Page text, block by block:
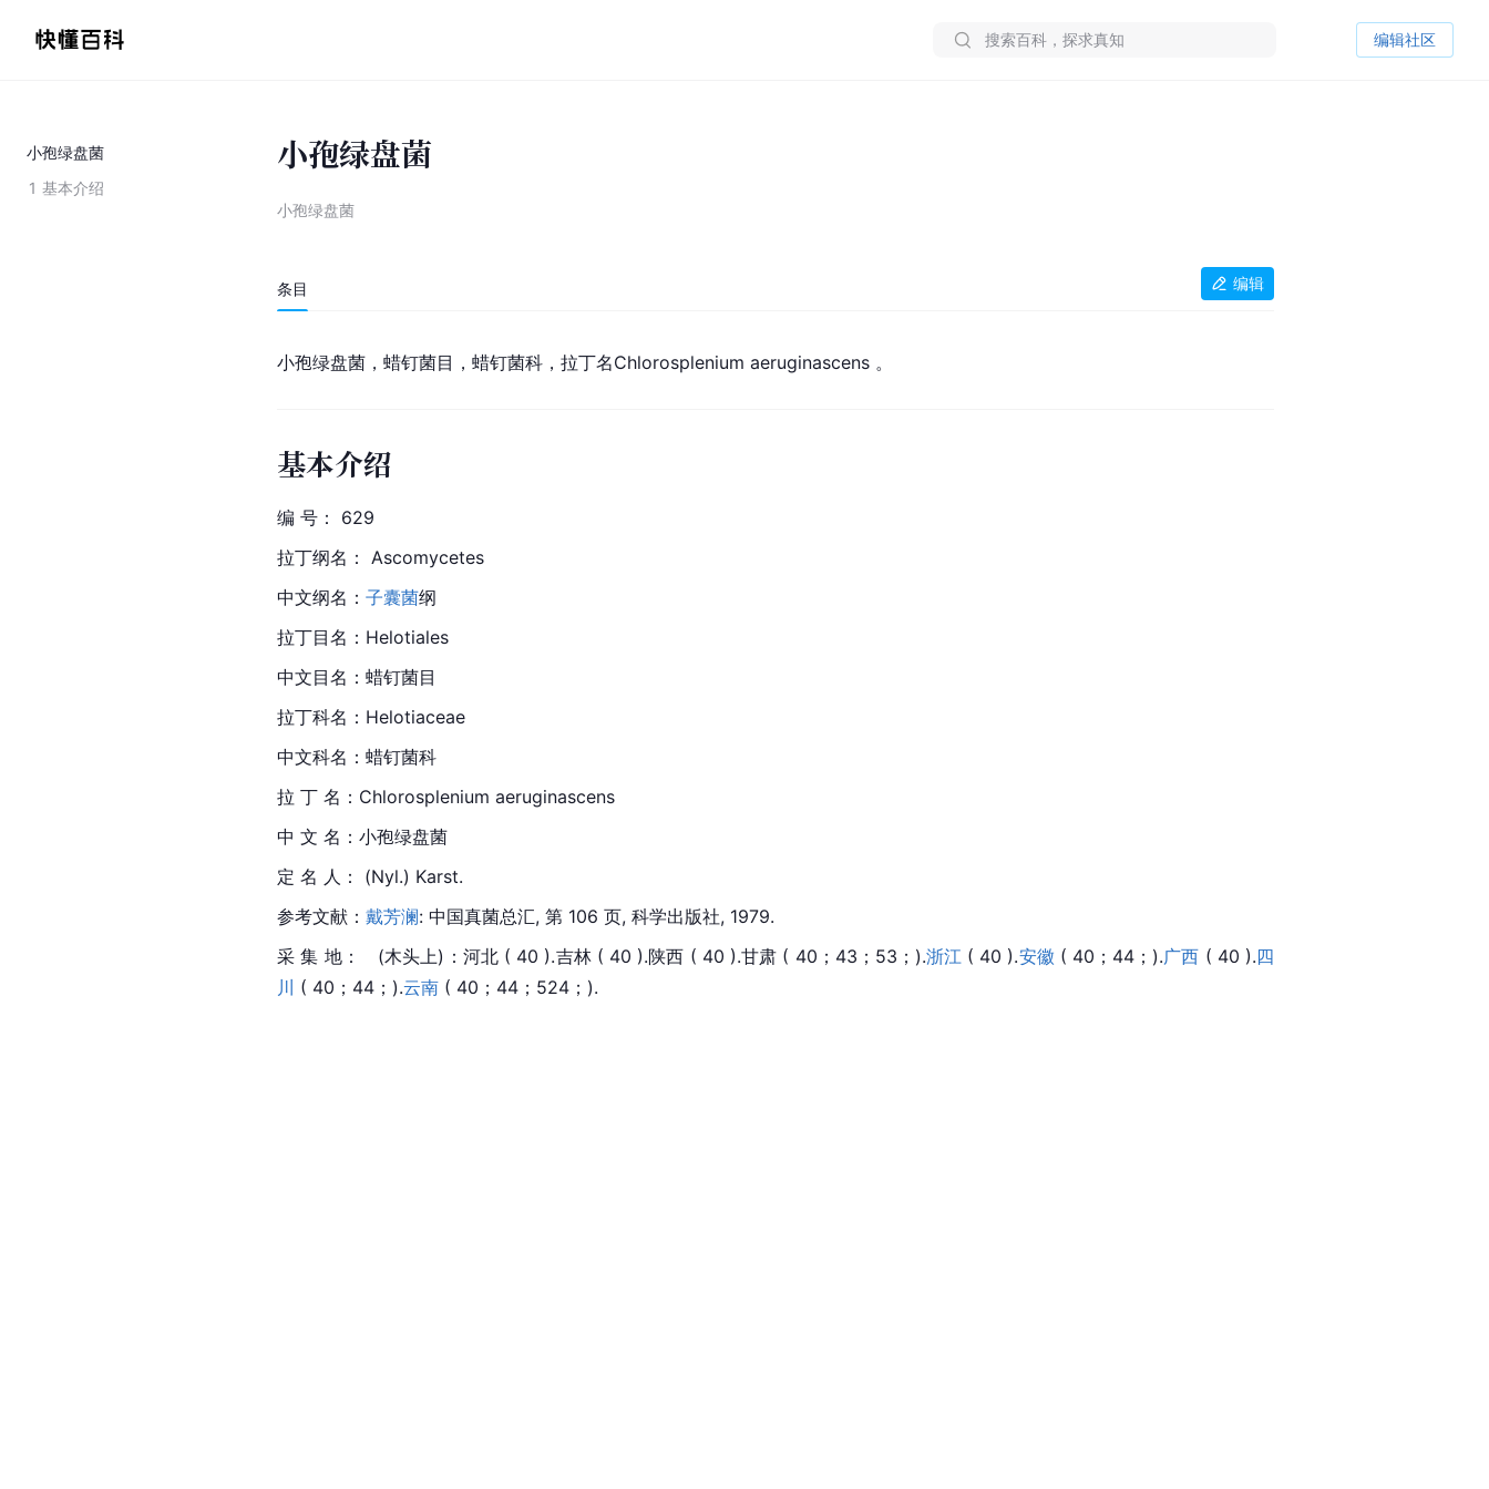
编辑社区
小孢绿盘菌
1 基本介绍
小孢绿盘菌
小孢绿盘菌
条目 编辑
小孢绿盘菌，蜡钉菌目，蜡钉菌科，拉丁名Chlorosplenium aeruginascens 。
基本介绍
编 号： 629
拉丁纲名： Ascomycetes
中文纲名： 子囊菌纲
拉丁目名： Helotiales
中文目名：蜡钉菌目
拉丁科名：Helotiaceae
中文科名：蜡钉菌科
拉 丁 名：Chlorosplenium aeruginascens
中 文 名：小孢绿盘菌
定 名 人： (Nyl.) Karst.
参考文献： 戴芳澜: 中国真菌总汇, 第 106 页, 科学出版社, 1979.
采 集 地：　(木头上)：河北 ( 40 ).吉林 ( 40 ).陕西 ( 40 ).甘肃 ( 40；43；53；).浙江 ( 40 ).安徽 ( 40；44；).广西 ( 40 ).四
川 ( 40；44；).云南 ( 40；44；524；).